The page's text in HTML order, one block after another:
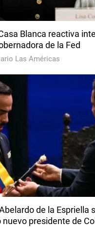
Blanca reactiva
de la Fed
Las Américas
de la Espriella
presidente de